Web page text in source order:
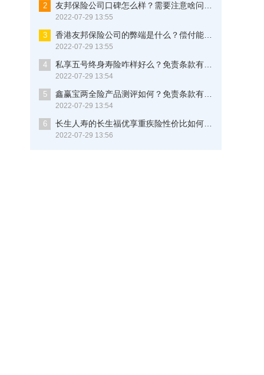
2
2022-07-29 13:55
3
2022-07-29 13:55
4
2022-07-29 13:54
5
2022-07-29 13:54
6
2022-07-29 13:56